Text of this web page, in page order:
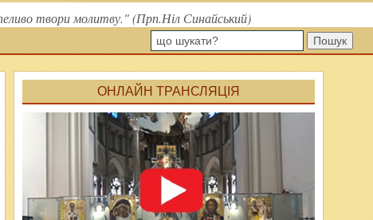
твори молитву." (Прп.Ніл Синайський)
Пошук
ОНЛАЙН ТРАНСЛЯЦІЯ